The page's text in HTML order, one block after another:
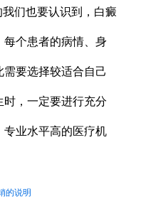
们也要认识到，白癜
每个患者的病情、身
要选择较适合自己
，一定要进行充分
专业水平高的医疗机
的说明